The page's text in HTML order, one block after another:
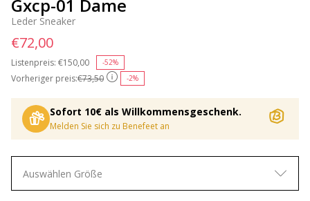
Gxcp-01 Dame
Leder Sneaker
Vorheriger preis:€73,50 -2%
Listenpreis: Price reduced from
€150,00 -52%
€72,00
Sofort 10€ als Willkommensgeschenk.
Melden Sie sich zu Benefeet an
Auswählen Größe